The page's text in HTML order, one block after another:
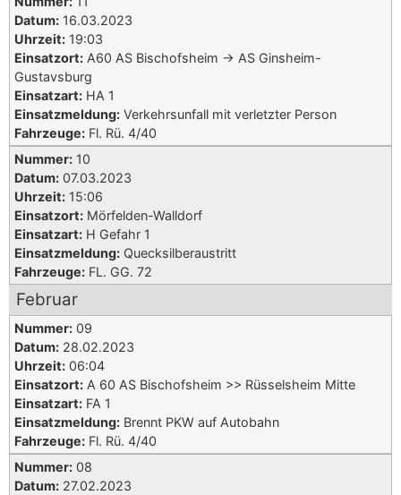
Datum: 16.03.2023
Uhrzeit: 19:03
Einsatzort: A60 AS Bischofsheim -> AS Ginsheim-
Gustavsburg
Einsatzart: HA 1
Einsatzmeldung: Verkehrsunfall mit verletzter Person
Fahrzeuge: Fl. Rü. 4/40
Nummer: 10
Datum: 07.03.2023
Uhrzeit: 15:06
Einsatzort: Mörfelden-Walldorf
Einsatzart: H Gefahr 1
Einsatzmeldung: Quecksilberaustritt
Fahrzeuge: FL. GG. 72
Februar
Nummer: 09
Datum: 28.02.2023
Uhrzeit: 06:04
Einsatzort: A 60 AS Bischofsheim >> Rüsselsheim Mitte
Einsatzart: FA 1
Einsatzmeldung: Brennt PKW auf Autobahn
Fahrzeuge: Fl. Rü. 4/40
Nummer: 08
Datum: 27.02.2023